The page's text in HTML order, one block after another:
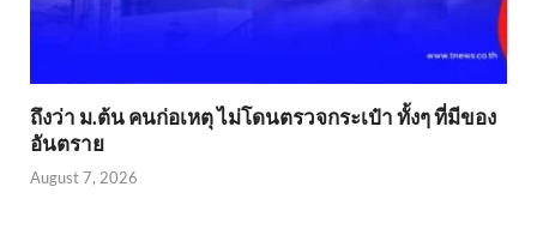
ถึงว่า ม.ต้น คนก่อเหตุ ไม่โดนตรวจกระเป๋า ทั้งๆ ที่มีของ
อันตราย
August 7, 2026